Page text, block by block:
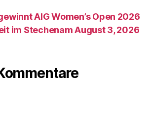
AIG Women’s Open 2026
im Stechenam August 3, 2026